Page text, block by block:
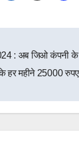
: अब जिओ कंपनी
हर महीने 25000